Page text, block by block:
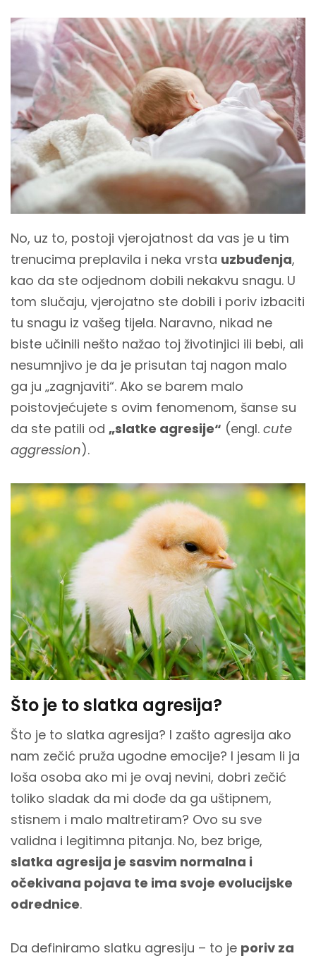
No, uz to, postoji vjerojatnost da vas je u tim
trenucima preplavila i neka vrsta uzbuđenja,
kao da ste odjednom dobili nekakvu snagu. U
tom slučaju, vjerojatno ste dobili i poriv izbaciti
tu snagu iz vašeg tijela. Naravno, nikad ne
biste učinili nešto nažao toj životinjici ili bebi, ali
nesumnjivo je da je prisutan taj nagon malo
ga ju „zagnjaviti“. Ako se barem malo
poistovjećujete s ovim fenomenom, šanse su
da ste patili od „slatke agresije“ (engl. cute
aggression).
Što je to slatka agresija?
Što je to slatka agresija? I zašto agresija ako
nam zečić pruža ugodne emocije? I jesam li ja
loša osoba ako mi je ovaj nevini, dobri zečić
toliko sladak da mi dođe da ga uštipnem,
stisnem i malo maltretiram? Ovo su sve
validna i legitimna pitanja. No, bez brige,
slatka agresija je sasvim normalna i
očekivana pojava te ima svoje evolucijske
odrednice.
Da definiramo slatku agresiju – to je poriv za